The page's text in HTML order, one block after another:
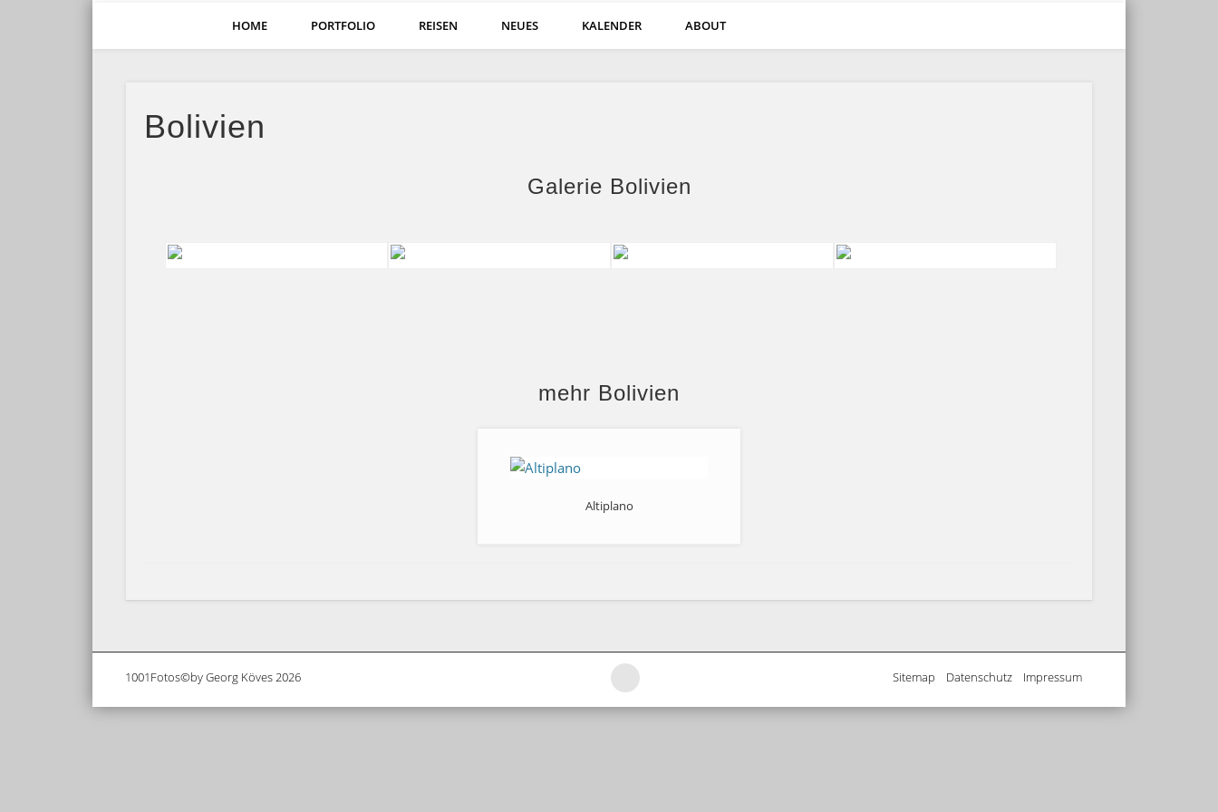
HOME PORTFOLIO REISEN NEUES KALENDER ABOUT
Bolivien
Galerie Bolivien
mehr Bolivien
Altiplano
1001Fotos©by Georg Köves 2026 Impressum....
Datenschutz....
Sitemap